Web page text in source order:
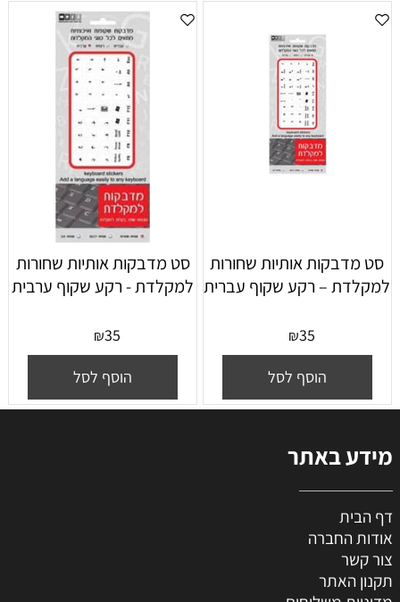
סט מדבקות אותיות שחורות
למקלדת – רקע שקוף עברית
₪35
הוסף לסל
סט מדבקות אותיות שחורות
למקלדת - רקע שקוף ערבית
₪35
הוסף לסל
מידע באתר
דף הבית
אודות החברה
צור קשר
תקנון האתר